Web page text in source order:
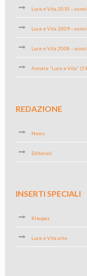
Luce e Vita 2010 – anno
Luce e Vita 2009 – anno
Luce e Vita 2008 – anno
Annate “Luce e Vita”
REDAZIONE
News
Editoriali
INSERTI SPECIALI
Kleopas
Luce e Vita arte